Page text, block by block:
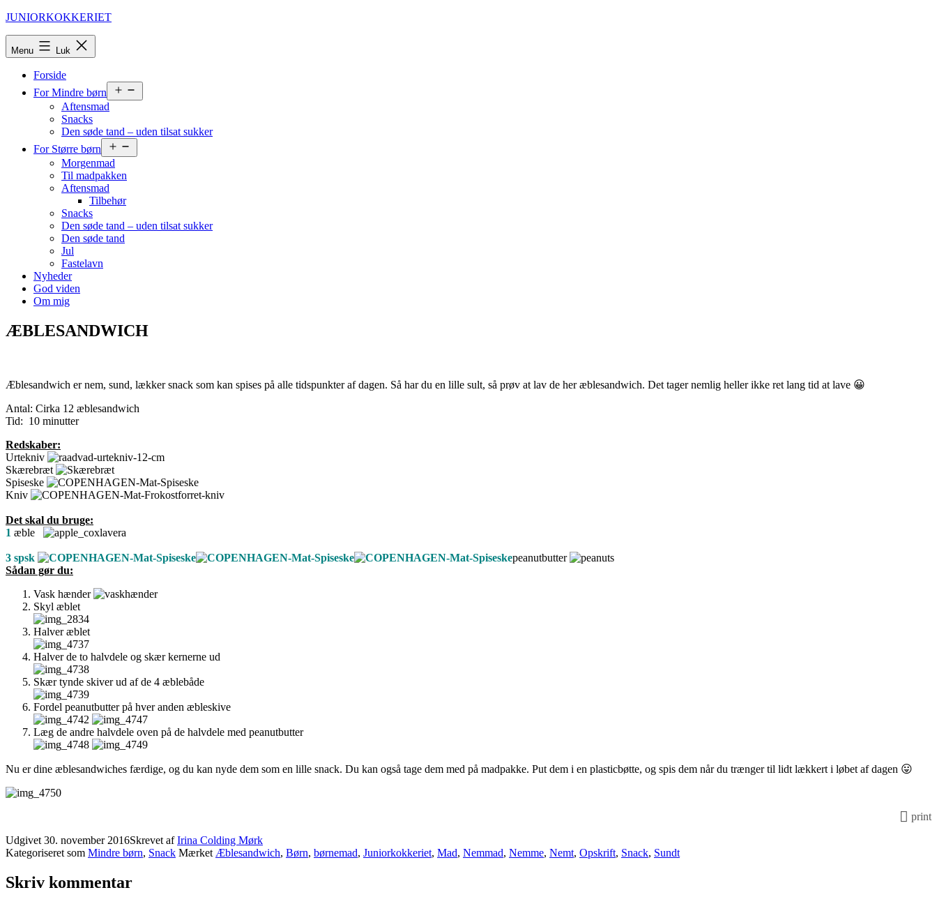
Fortsæt
JUNIORKOKKERIET
Menu Luk
Forside
For Mindre børn
menu
Aftensmad
Snacks
Den søde tand – uden tilsat sukker
For Større børn
menu
Morgenmad
Til madpakken
Aftensmad
Tilbehør
Snacks
Den søde tand – uden tilsat sukker
Den søde tand
Jul
Fastelavn
Nyheder
God viden
Om mig
ÆBLESANDWICH
Æblesandwich er nem, sund, lækker snack som kan spises på alle tidspunkter af dagen. Så har du en lille sult, så prøv at lav de her æblesandwich. Det tager nemlig heller ikke ret lang tid at lave 😀
Antal: Cirka 12 æblesandwich
Tid: 10 minutter
Redskaber:
Urtekniv
Skærebræt
Spiseske
Kniv
Det skal du bruge:
1 æble
3 spsk
peanutbutter
Sådan gør du:
Vask hænder
Skyl æblet
Halver æblet
Halver de to halvdele og skær kernerne ud
Skær tynde skiver ud af de 4 æblebåde
Fordel peanutbutter på hver anden æbleskive
Læg de andre halvdele oven på de halvdele med peanutbutter
Nu er dine æblesandwiches færdige, og du kan nyde dem som en lille snack. Du kan også tage dem med på madpakke. Put dem i en plasticbøtte, og spis dem når du trænger til lidt lækkert i løbet af dagen 😛
print
Udgivet 30. november 2016Skrevet afIrina Colding Mørk
Kategoriseret som Mindre børn, Snack Mærket Æblesandwich, Børn, børnemad, Juniorkokkeriet, Mad, Nemmad, Nemme, Nemt, Opskrift, Snack, Sundt
Skriv kommentar